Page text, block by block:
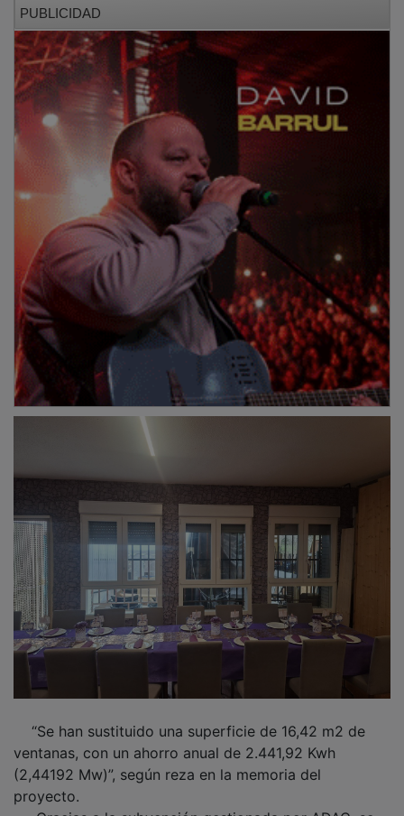
ventanas, con un ahorro anual de 2.441,92 Kwh
(2,44192 Mw)”, según reza en la memoria del
proyecto.
Gracias a la subvención gestionada por ADAC, se